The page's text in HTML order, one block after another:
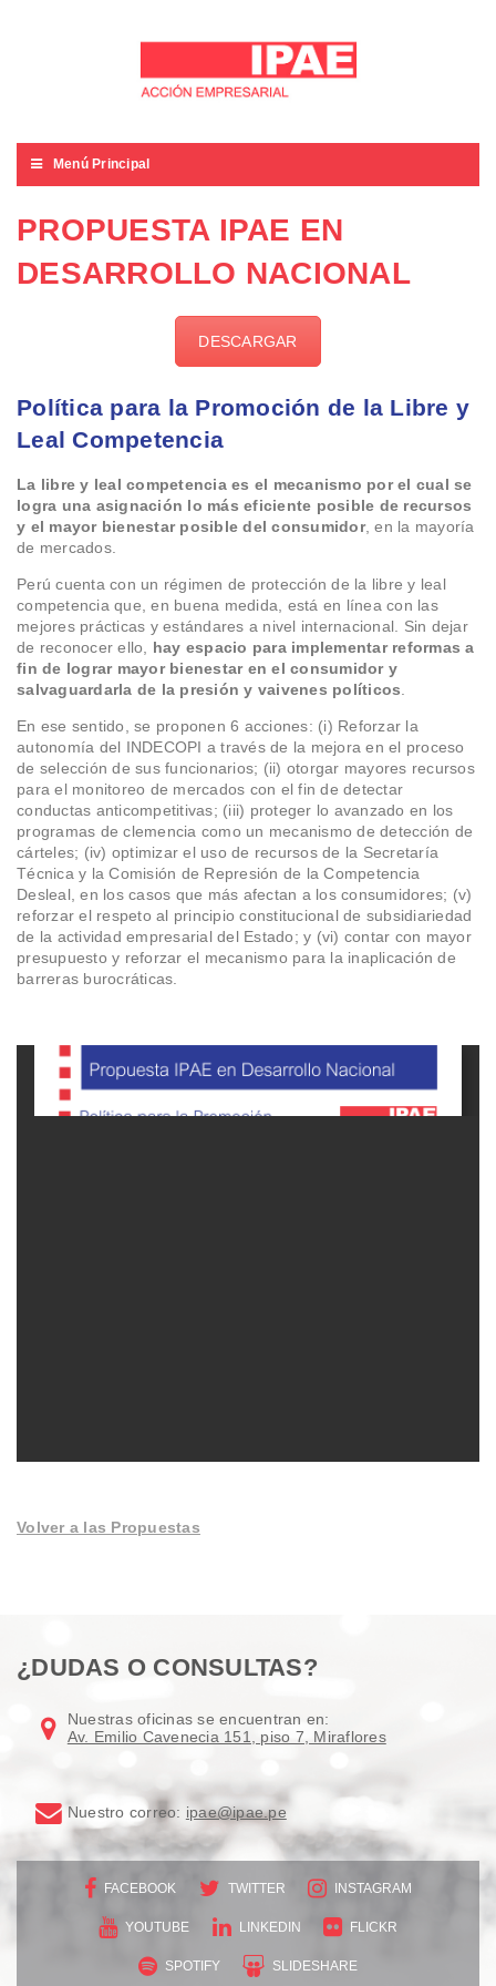
Menú Principal
PROPUESTA IPAE EN
DESARROLLO NACIONAL
DESCARGAR
Política para la Promoción de la Libre y
Leal Competencia
La libre y leal competencia es el mecanismo por el cual se
logra una asignación lo más eficiente posible de recursos
y el mayor bienestar posible del consumidor, en la mayoría
de mercados.
Perú cuenta con un régimen de protección de la libre y leal
competencia que, en buena medida, está en línea con las
mejores prácticas y estándares a nivel internacional. Sin dejar
de reconocer ello, hay espacio para implementar reformas a
fin de lograr mayor bienestar en el consumidor y
salvaguardarla de la presión y vaivenes políticos
En ese sentido, se proponen 6 acciones: (i) Reforzar la
autonomía del INDECOPI a través de la mejora en el proceso
de selección de sus funcionarios; (ii) otorgar mayores recursos
para el monitoreo de mercados con el fin de detectar
conductas anticompetitivas; (iii) proteger lo avanzado en los
programas de clemencia como un mecanismo de detección de
cárteles; (iv) optimizar el uso de recursos de la Secretaría
Técnica y la Comisión de Represión de la Competencia
Desleal, en los casos que más afectan a los consumidores; (v)
reforzar el respeto al principio constitucional de subsidiariedad
de la actividad empresarial del Estado; y (vi) contar con mayor
presupuesto y reforzar el mecanismo para la inaplicación de
barreras burocráticas.
Volver a las Propuestas
¿DUDAS O CONSULTAS?
Nuestras oficinas se encuentran en:
Av. Emilio Cavenecia 151, piso 7, Miraflores
Nuestro correo: ipae@ipae.pe
FACEBOOK TWITTER INSTAGRAM
YOUTUBE LINKEDIN FLICKR
SPOTIFY SLIDESHARE